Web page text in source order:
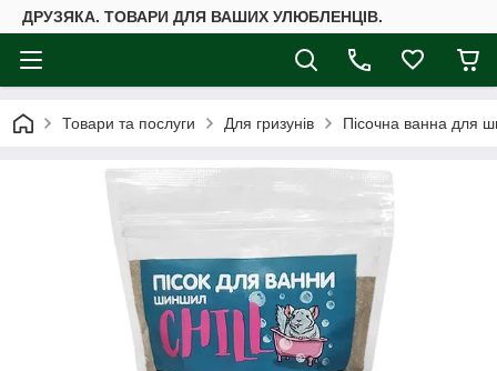
ДРУЗЯКА. ТОВАРИ ДЛЯ ВАШИХ УЛЮБЛЕНЦІВ.
Товари та послуги Для гризунів Пісочна ванна для